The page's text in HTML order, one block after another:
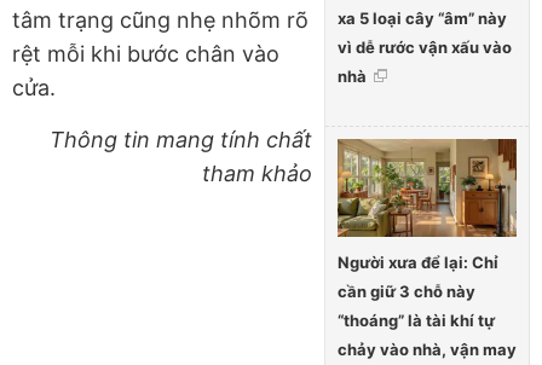
xa 5 loại cây “âm” này
vì dễ rước vận xấu vào
nhà
Người xưa để lại: Chỉ
cần giữ 3 chỗ này
“thoáng” là tài khí tự
chảy vào nhà, vận may
tâm trạng cũng nhẹ nhõm rõ
rệt mỗi khi bước chân vào
cửa.
Thông tin mang tính chất
tham khảo